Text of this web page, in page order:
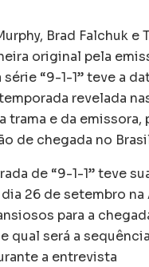
Brad Falchuk e
original pela
série “9-1-1” teve a
revelada
trama e da emissora,
de chegada no
de “9-1-1” teve
26 de setembro na
para a
qual será a
a entrevista